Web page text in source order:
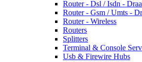
Router - Dsl / Isdn -
Router - Gsm / Umts -
Router - Wireless
Routers
Splitters
Terminal & Console
Usb & Firewire Hubs